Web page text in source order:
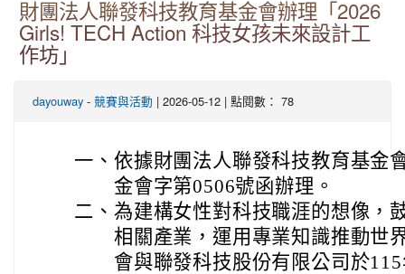
財團法人聯發科技教育基金會辦理「2026
Girls! TECH Action 科技女孩未來設計工
作坊」
dayouway - 競賽與活動 | 2026-05-12 | 點閱數： 78
一、 依據財團法人聯發科技教育基金
金會字第0506號函辦理。
二、 為建構女性對科技職涯的想像，
相關產業，運用專業知識推動世
會與聯發科技股份有限公司於